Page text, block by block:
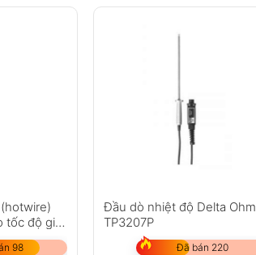
tốc độ gió,
98
Đầu dò nhiệt độ Delta Ohm
TP3207P
Đã bán 220